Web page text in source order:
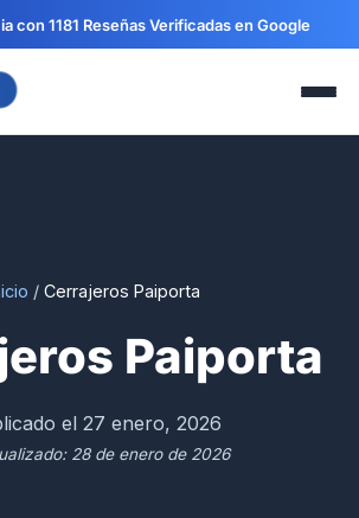
con 1181 Reseñas Verificadas en Google
/ Cerrajeros Paiporta
Paiporta
el 27 enero, 2026
28 de enero de 2026